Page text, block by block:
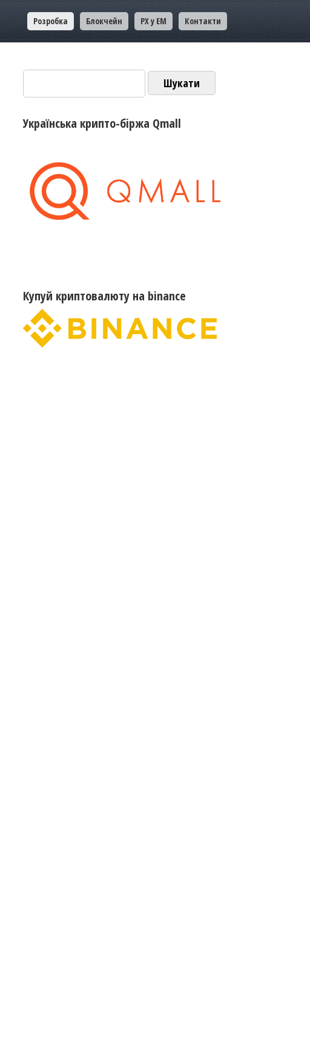
Українська крипто-біржа Qmall
Купуй криптовалюту на binance
Розробка Блокчейн PX у EM Контакти